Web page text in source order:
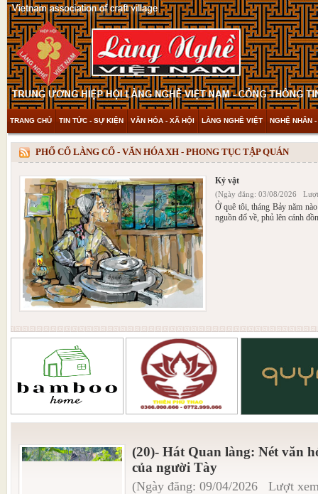
TRANG CHỦ TIN TỨC - SỰ KIỆN VĂN HÓA - XÃ HỘI LÀNG NGHỀ VIỆT NGHỆ NHÂN
THAM KHẢO & KHÁM PHÁ VIDEO
PHỐ CỔ LÀNG CỔ - VĂN HÓA XH - PHONG TỤC TẬP QUÁN
Kỷ vật
(Ngày đăng: 03/08/2026
Ở quê tôi, tháng Bảy năm
nguồn đổ về, phủ lên cánh
(20)- Hát Quan làng: Nét văn
của người Tày
(Ngày đăng: 09/04/2026 Lượt